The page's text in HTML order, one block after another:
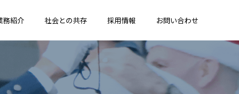
ゼンコーグループとは
務紹介
交通規制業務
社会との共存
女子硬式野球チーム ZENKO BEAMS
採用情報 お問い合わせ